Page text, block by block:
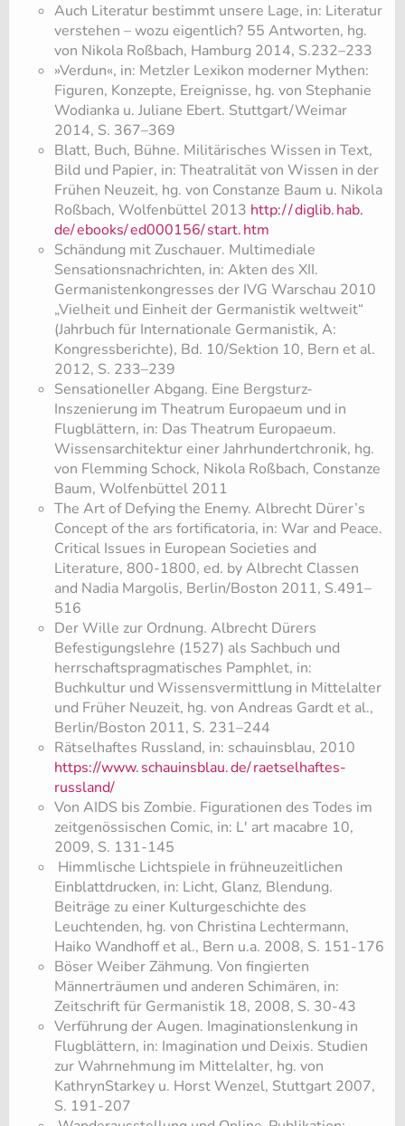
Auch Literatur bestimmt unsere Lage, in: Literatur
verstehen – wozu eigentlich? 55 Antworten, hg.
von Nikola Roßbach, Hamburg 2014, S.232–233
»Verdun«, in: Metzler Lexikon moderner Mythen:
Figuren, Konzepte, Ereignisse, hg. von Stephanie
Wodianka u. Juliane Ebert. Stuttgart/Weimar
2014, S. 367–369
Blatt, Buch, Bühne. Militärisches Wissen in Text,
Bild und Papier, in: Theatralität von Wissen in der
Frühen Neuzeit, hg. von Constanze Baum u. Nikola
Roßbach, Wolfenbüttel 2013 http://diglib.hab.
de/ebooks/ed000156/start.htm
​Schändung mit Zuschauer. Multimediale
Sensationsnachrichten, in: Akten des XII.
Germanistenkongresses der IVG Warschau 2010
„Vielheit und Einheit der Germanistik weltweit“
(Jahrbuch für Internationale Germanistik, A:
Kongressberichte), Bd. 10/Sektion 10, Bern et al.
2012, S. 233–239
Sensationeller Abgang. Eine Bergsturz-
Inszenierung im Theatrum Europaeum und in
Flugblättern, in: Das Theatrum Europaeum.
Wissensarchitektur einer Jahrhundertchronik, hg.
von Flemming Schock, Nikola Roßbach, Constanze
Baum, Wolfenbüttel 2011
The Art of Defying the Enemy. Albrecht Dürer’s
Concept of the ars fortificatoria, in: War and Peace.
Critical Issues in European Societies and
Literature, 800-1800, ed. by Albrecht Classen
and Nadia Margolis, Berlin/Boston 2011, S.491–
516
Der Wille zur Ordnung. Albrecht Dürers
Befestigungslehre (1527) als Sachbuch und
herrschaftspragmatisches Pamphlet, in:
Buchkultur und Wissensvermittlung in Mittelalter
und Früher Neuzeit, hg. von Andreas Gardt et al.,
Berlin/Boston 2011, S. 231–244
Rätselhaftes Russland, in: schauinsblau, 2010
https://www.schauinsblau.de/raetselhaftes-
russland/
Von AIDS bis Zombie. Figurationen des Todes im
zeitgenössischen Comic, in: L' art macabre 10,
2009, S. 131-145
​ Himmlische Lichtspiele in frühneuzeitlichen
Einblattdrucken, in: Licht, Glanz, Blendung.
Beiträge zu einer Kulturgeschichte des
Leuchtenden, hg. von Christina Lechtermann,
Haiko Wandhoff et al., Bern u.a. 2008, S. 151-176
​Böser Weiber Zähmung. Von fingierten
Männerträumen und anderen Schimären, in:
Zeitschrift für Germanistik 18, 2008, S. 30-43
​Verführung der Augen. Imaginationslenkung in
Flugblättern, in: Imagination und Deixis. Studien
zur Wahrnehmung im Mittelalter, hg. von
KathrynStarkey u. Horst Wenzel, Stuttgart 2007,
S. 191-207